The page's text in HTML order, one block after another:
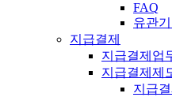
FAQ
유관
지급결제
지급결제업
지급결제제
지급